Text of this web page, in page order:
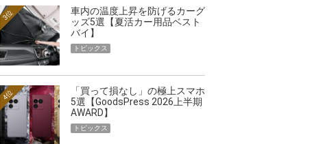
車内の温度上昇を防げるカーグ
ッズ5選【夏活カー用品ベスト
バイ】
3位
トピックス
「買って損なし」の極上スマホ
5選【GoodsPress 2026上半期
AWARD】
4位
トピックス